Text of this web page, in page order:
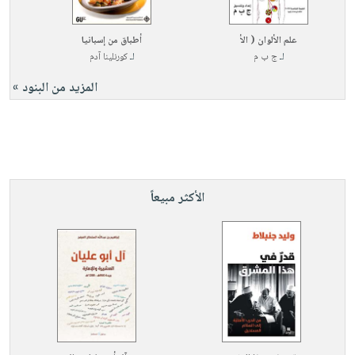
علم الألوان ( الأ
لـج ب م
أطباق من إسبانيا
لـكورنلينا آدم
المزيد من البنود »
الأكثر مبيعاً